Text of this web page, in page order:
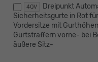
4QV
Dreipunkt
Sicherheitsgurte in Rot
Vordersitze mit
Gurtstraffern vorne- bei
äußere Sitz-